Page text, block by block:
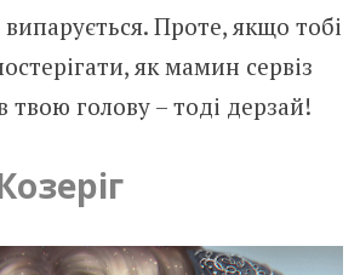
Проте, якщо тобі
як мамин сервіз
твою голову – тоді дерзай!